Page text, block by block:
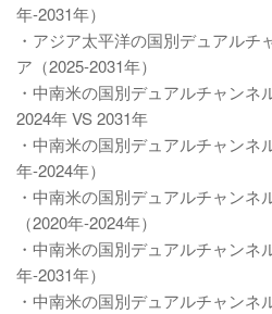
年-2031年）
・アジア太平洋の国別デュアルチ
ア（2025-2031年）
・中南米の国別デュアルチャンネ
2024年 VS 2031年
・中南米の国別デュアルチャンネ
年-2024年）
・中南米の国別デュアルチャンネ
（2020年-2024年）
・中南米の国別デュアルチャンネ
年-2031年）
・中南米の国別デュアルチャンネ